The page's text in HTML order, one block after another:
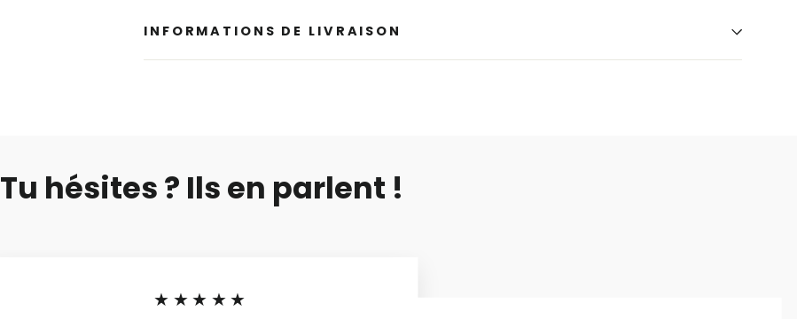
INFORMATIONS DE LIVRAISON
Tu hésites ? Ils en parlent !
★★★★★